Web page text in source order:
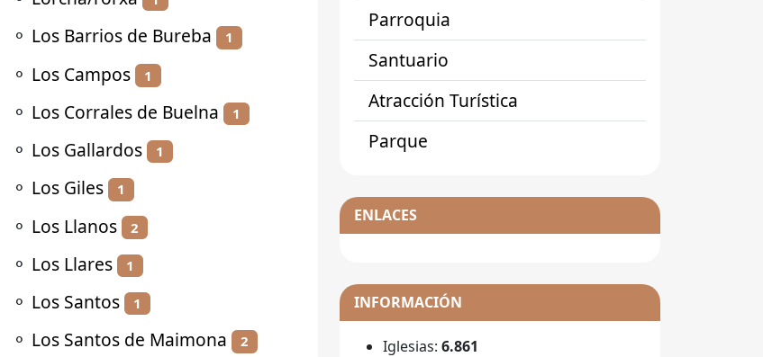
⚬ Los Barrios de Bureba 1
⚬ Los Campos 1
⚬ Los Corrales de Buelna 1
⚬ Los Gallardos 1
⚬ Los Giles 1
⚬ Los Llanos 2
⚬ Los Llares 1
⚬ Los Santos 1
⚬ Los Santos de Maimona 2
Parroquia
Santuario
Atracción Turística
Parque
ENLACES
INFORMACIÓN
Iglesias: 6.861